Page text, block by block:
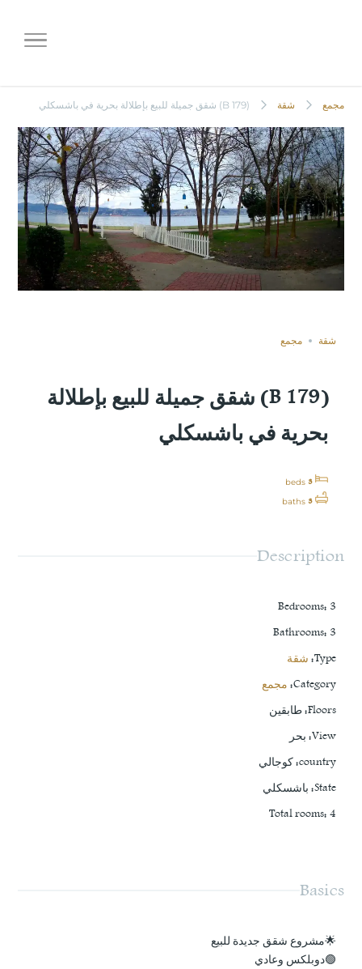
مجمع شقة (B 179) شقق جميلة للبيع بإطلالة بحرية في باشسكلي
شقة مجمع
(B 179) شقق جميلة للبيع بإطلالة
بحرية في باشسكلي
3
beds
3
baths
Description
Bedrooms: 3
Bathrooms: 3
Type
: شقة
Category
: مجمع
Floors
:طابقين
View
: بحر
country
:كوجالي
State
: باشسكلي
Total rooms: 4
Basics
🌟مشروع شقق جديدة للبيع
🟢دوبلكس وعادي